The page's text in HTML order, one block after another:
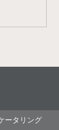
ータリング